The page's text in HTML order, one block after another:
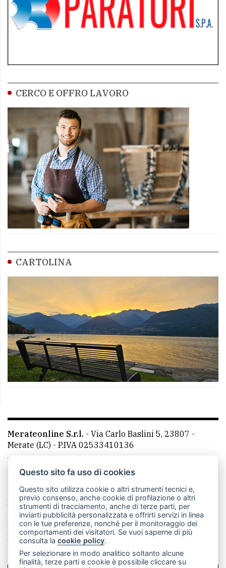
CERCO E OFFRO LAVORO
CARTOLINA
Merateonline S.r.l. - Via Carlo Baslini 5, 23807 -
Merate (LC) - P.IVA 02533410136
Telefono:
mail: redazione@leccoonline.com
La redazione
MerateOnline CasateOnline
RSS
Made by VIP
Privacy policy
Cookie policy
Rivedi le tue scelte sui cookie
Questo sito fa uso di cookies
Questo sito utilizza cookie o altri strumenti tecnici e,
previo consenso, anche cookie di profilazione o altri
strumenti di tracciamento, anche di terze parti, per
inviarti pubblicità personalizzata e offrirti servizi in linea
con le tue preferenze, nonché per il monitoraggio dei
comportamenti dei visitatori. Se vuoi saperne di più
consulta lacookie policy.
Per selezionare in modo analitico soltanto alcune
finalità, terze parti e cookie è possibile cliccare su